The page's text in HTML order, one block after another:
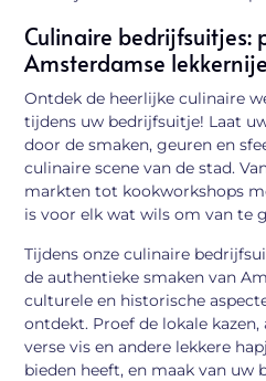
Culinaire bedrijfsuitjes:
Amsterdamse
Ontdek de heerlijke culinaire
tijdens uw bedrijfsuitje! Laat
door de smaken, geuren en
culinaire scene van de stad.
markten tot kookworkshops
is voor elk wat wils om van te
Tijdens onze culinaire
de authentieke smaken van
culturele en historische
ontdekt. Proef de lokale
verse vis en andere lekkere
bieden heeft, en maak van uw